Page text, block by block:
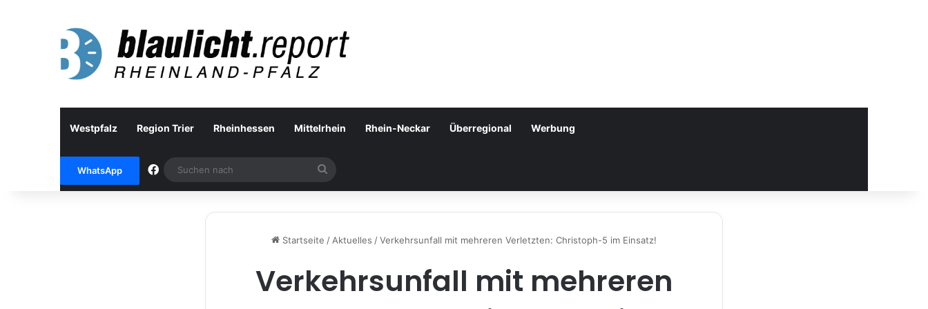
Westpfalz Region Trier Rheinhessen Mittelrhein Rhein-Neckar Überregional Werbung
WhatsApp Facebook
nach
Startseite / Aktuelles /Verkehrsunfall mit mehreren Verletzten: Christoph-5 im Einsatz!
Verkehrsunfall mit mehreren